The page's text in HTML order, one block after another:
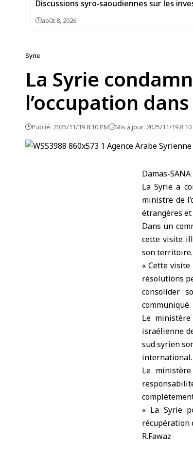
Discussions syro‑saoudiennes sur les
août 8, 2026
Syrie
La Syrie
l’occupation
Publié: 2025/11/19 8:10 PM Mis à jour: 2025/11/19 8:10
Damas-SANA
La Syrie a
ministre de
étrangères et
Dans un
cette visite
son territoire.
« Cette
résolutions
consolider
communiqué.
Le
israélienne
sud syrien
international.
Le
« La Syrie
récupération
R.Fawaz